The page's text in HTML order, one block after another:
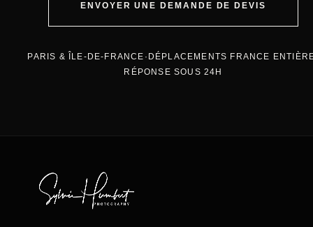
ENVOYER UNE DEMANDE DE DEVIS
PARIS & ÎLE-DE-FRANCE · DÉPLACEMENTS FRANCE
RÉPONSE SOUS 24H